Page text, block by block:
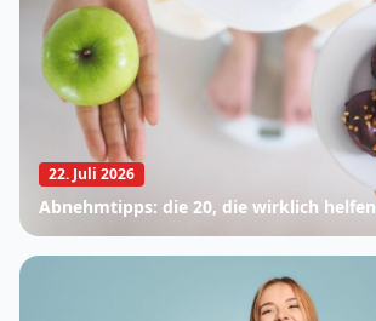
22. Juli 2026
Abnehmtipps: die 20, die wirklich helfen